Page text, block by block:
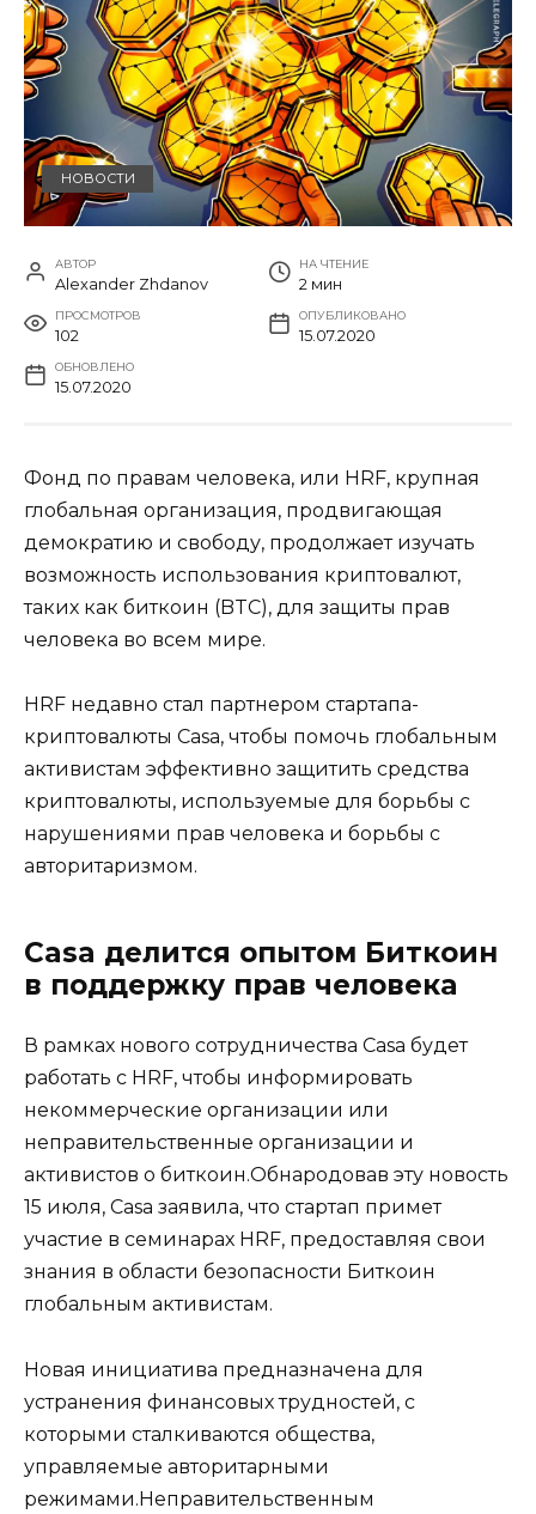
НОВОСТИ
АВТОР
Alexander Zhdanov
НА ЧТЕНИЕ
2 мин
ПРОСМОТРОВ
102
ОПУБЛИКОВАНО
15.07.2020
ОБНОВЛЕНО
15.07.2020
Фонд по правам человека, или HRF, крупная
глобальная организация, продвигающая
демократию и свободу, продолжает изучать
возможность использования криптовалют,
таких как биткоин (BTC), для защиты прав
человека во всем мире.
HRF недавно стал партнером стартапа-
криптовалюты Casa, чтобы помочь глобальным
активистам эффективно защитить средства
криптовалюты, используемые для борьбы с
нарушениями прав человека и борьбы с
авторитаризмом.
Casa делится опытом Биткоин
в поддержку прав человека
В рамках нового сотрудничества Casa будет
работать с HRF, чтобы информировать
некоммерческие организации или
неправительственные организации и
активистов о биткоин.Обнародовав эту новость
15 июля, Casa заявила, что стартап примет
участие в семинарах HRF, предоставляя свои
знания в области безопасности Биткоин
глобальным активистам.
Новая инициатива предназначена для
устранения финансовых трудностей, с
которыми сталкиваются общества,
управляемые авторитарными
режимами.Неправительственным